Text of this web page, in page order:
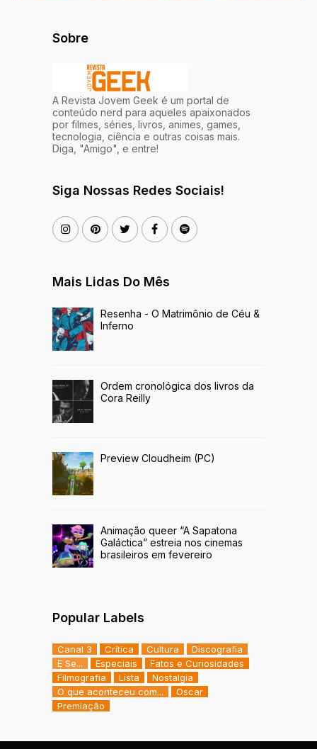
Sobre
A Revista Jovem Geek é um portal de
conteúdo nerd para aqueles apaixonados
por filmes, séries, livros, animes, games,
tecnologia, ciência e outras coisas mais.
Diga, "Amigo", e entre!
Siga Nossas Redes Sociais!
Mais Lidas Do Mês
Resenha - O Matrimônio de Céu &
Inferno
Ordem cronológica dos livros da
Cora Reilly
Preview Cloudheim (PC)
Animação queer “A Sapatona
Galáctica” estreia nos cinemas
brasileiros em fevereiro
Popular Labels
Canal 3 Crítica Cultura
Discografia
E Se...
Especiais
Fatos e Curiosidades
Filmografia
Lista
Nostalgia
O que aconteceu com...
Oscar
Premiação